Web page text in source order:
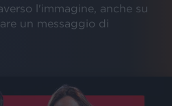
l'immagine, anche su
un messaggio di